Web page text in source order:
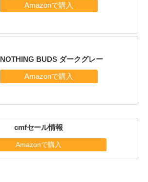
NOTHING BUDS ダークグレー
cmfセール情報
Amazonで購入